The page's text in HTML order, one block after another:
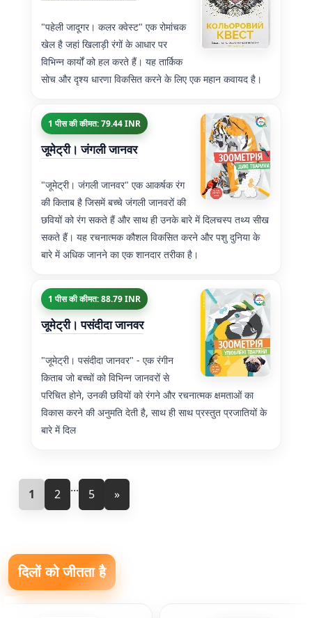
"पहेली जादूगर। कलर क्वेस्ट" एक रोमांचक
खेल है जहां खिलाड़ी रंगों के आधार पर
विभिन्न कार्यों को हल करते हैं। यह तार्किक
सोच और दृश्य धारणा विकसित करने के लिए एक महान कवायद है।
1 पीस की कीमत: 79.44 INR
जूमेट्री। जंगली जानवर
"जूमेट्री। जंगली जानवर" एक आकर्षक रंग
की किताब है जिसमें बच्चे जंगली जानवरों की
छवियों को रंग सकते हैं और साथ ही उनके बारे में दिलचस्प तथ्य सीख
सकते हैं। यह रचनात्मक कौशल विकसित करने और पशु दुनिया के
बारे में अधिक जानने का एक शानदार तरीका है।
1 पीस की कीमत: 88.79 INR
जूमेट्री। पसंदीदा जानवर
"जूमेट्री। पसंदीदा जानवर" - एक रंगीन
किताब जो बच्चों को विभिन्न जानवरों से
परिचित होने, उनकी छवियों को रंगने और रचनात्मक क्षमताओं का
विकास करने की अनुमति देती है, साथ ही साथ प्रस्तुत प्रजातियों के
बारे में दिल
1 2 ... 5 »
दिलों को जीतता है